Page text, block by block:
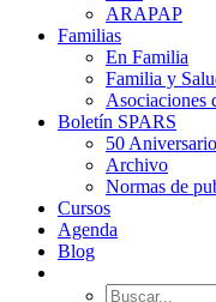
ARAPAP
Familias
En Familia
Familia y
Asociaciones
Boletín SPARS
50
Archivo
Normas de
Cursos
Agenda
Blog